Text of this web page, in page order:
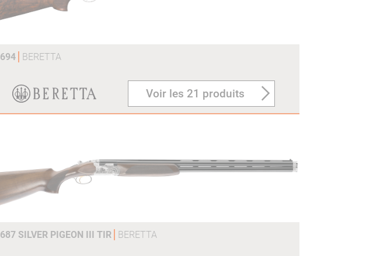
694 BERETTA
Voir les 21 produits
687 SILVER PIGEON III TIR BERETTA